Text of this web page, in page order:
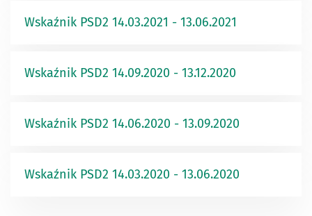
Wskaźnik PSD2 14.03.2021 - 13.06.2021
Wskaźnik PSD2 14.09.2020 - 13.12.2020
Wskaźnik PSD2 14.06.2020 - 13.09.2020
Wskaźnik PSD2 14.03.2020 - 13.06.2020